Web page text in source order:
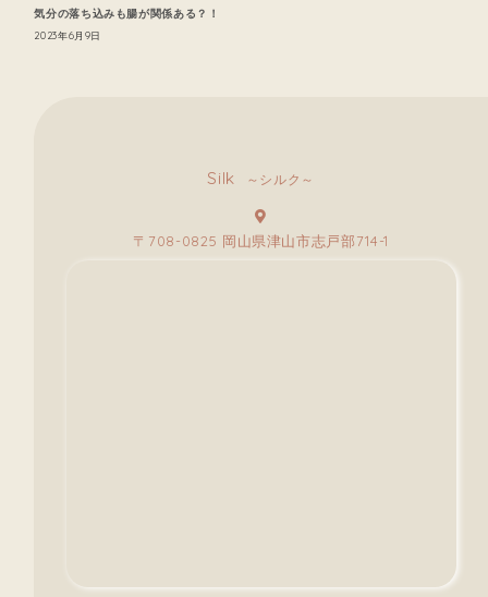
気分の落ち込みも腸が関係ある？！
2023年6月9日
Silk ～シルク～
〒708-0825 岡山県津山市志戸部714-1